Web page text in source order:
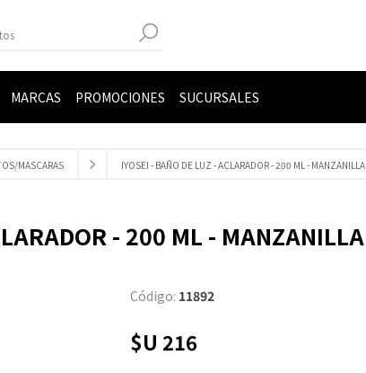
MARCAS PROMOCIONES SUCURSALES
MASCARAS IYOSEI - BAÑO DE LUZ - ACLARADOR - 200 ML - MANZANILLA
- 200 ML - MANZANILLA
Código: 11892
$U 216